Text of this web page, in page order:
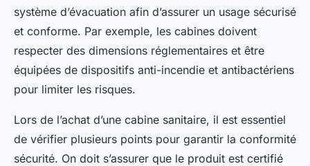
système d’évacuation afin d’assurer un usage sécurisé
et conforme. Par exemple, les cabines doivent
respecter des dimensions réglementaires et être
équipées de dispositifs anti-incendie et antibactériens
pour limiter les risques.
Lors de l’achat d’une cabine sanitaire, il est essentiel
de vérifier plusieurs points pour garantir la conformité
sécurité. On doit s’assurer que le produit est certifié